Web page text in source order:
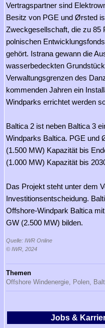
Vertragspartner sind
Besitz von PGE und Ørsted
Zweckgesellschaft, die zu 85
polnischen
gehört. Istrana gewann die
wasserbedeckten
Verwaltungsgrenzen des
kommenden Jahren ein
Windparks errichtet werden
Baltica 2 ist neben Baltica 3
Windparks Baltica. PGE und
(1.500 MW) Kapazität bis
(1.000 MW) Kapazität bis
Das Projekt steht unter dem
Investitionsentscheidung.
Offshore-Windpark Baltica
GW (2.500 MW) bilden.
Quelle: IWR Online
© IWR, 2024
Themen
Offshore Windenergie, Polen,
Jobs &